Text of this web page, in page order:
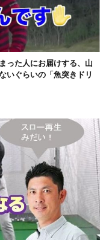
った人にお届けする、山
いぐらいの「魚突きドリ